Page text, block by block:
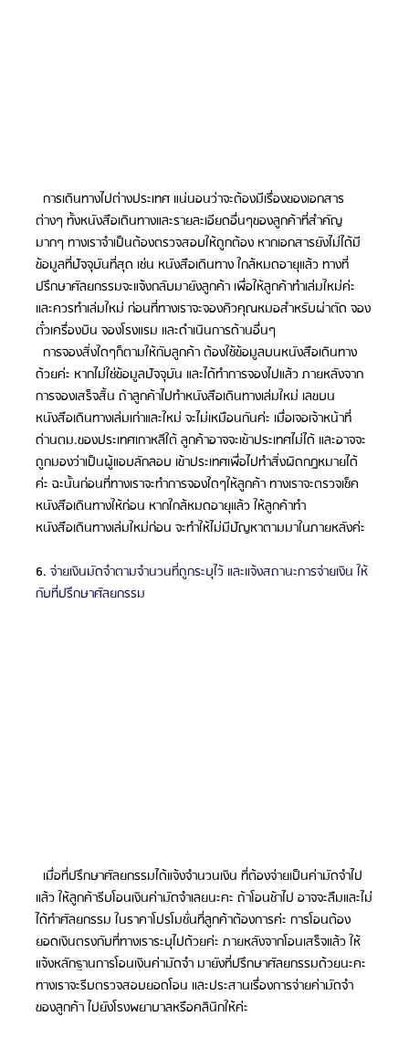
  การเดินทางไปต่างประเทศ แน่นอนว่าจะต้องมีเรื่องของเอกสาร
ต่างๆ ทั้งหนังสือเดินทางและรายละเอียดอื่นๆของลูกค้าที่สำคัญ
มากๆ ทางเราจำเป็นต้องตรวจสอบให้ถูกต้อง หากเอกสารยังไม่ได้มี
ข้อมูลที่ปัจจุบันที่สุด เช่น หนังสือเดินทาง ใกล้หมดอายุแล้ว ทางที่
ปรึกษาศัลยกรรมจะแจ้งกลับมายังลูกค้า เพื่อให้ลูกค้าทำเล่มใหม่ค่ะ
และควรทำเล่มใหม่ ก่อนที่ทางเราจะจองคิวคุณหมอสำหรับผ่าตัด จอง
ตั๋วเครื่องบิน จองโรงแรม และดำเนินการด้านอื่นๆ
  การจองสิ่งใดๆก็ตามให้กับลูกค้า ต้องใช้ข้อมูลบนหนังสือเดินทาง
ด้วยค่ะ หากไม่ใช่ข้อมูลปัจจุบัน และได้ทำการจองไปแล้ว ภายหลังจาก
การจองเสร็จสิ้น ถ้าลูกค้าไปทำหนังสือเดินทางเล่มใหม่ เลขบน
หนังสือเดินทางเล่มเก่าและใหม่ จะไม่เหมือนกันค่ะ เมื่อเจอเจ้าหน้าที่
ด่านตม.ของประเทศเกาหลีใต้ ลูกค้าอาจจะเข้าประเทศไม่ได้ และอาจจะ
ถูกมองว่าเป็นผู้แอบลักลอบ เข้าประเทศเพื่อไปทำสิ่งผิดกฎหมายได้
ค่ะ ฉะนั้นก่อนที่ทางเราจะทำการจองใดๆให้ลูกค้า ทางเราจะตรวจเช็ค
หนังสือเดินทางให้ก่อน หากใกล้หมดอายุแล้ว ให้ลูกค้าทำ
หนังสือเดินทางเล่มใหม่ก่อน จะทำให้ไม่มีปัญหาตามมาในภายหลังค่ะ
6. จ่ายเงินมัดจำตามจำนวนที่ถูกระบุไว้ และแจ้งสถานะการจ่ายเงิน ให้
กับที่ปรึกษาศัลยกรรม
แล้ว ให้ลูกค้ารีบโอนเงินค่ามัดจำเลยนะคะ ถ้าโอนช้าไป อาจจะลืมและไม่
ได้ทำศัลยกรรม ในราคาโปรโมชั่นที่ลูกค้าต้องการค่ะ การโอนต้อง
ยอดเงินตรงกับที่ทางเราระบุไปด้วยค่ะ ภายหลังจากโอนเสร็จแล้ว ให้
แจ้งหลักฐานการโอนเงินค่ามัดจำ มายังที่ปรึกษาศัลยกรรมด้วยนะคะ
ทางเราจะรีบตรวจสอบยอดโอน และประสานเรื่องการจ่ายค่ามัดจำ
ของลูกค้า ไปยังโรงพยาบาลหรือคลินิกให้ค่ะ